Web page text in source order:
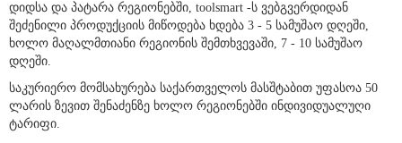
დიდსა და პატარა რეგიონებში, toolsmart -ს ვებგვერდიდან
შეძენილი პროდუქციის მიწოდება ხდება 3 - 5 სამუშაო დღეში,
ხოლო მაღალმთიანი რეგიონის შემთხვევაში, 7 - 10 სამუშაო
დღეში.
საკურიერო მომსახურება საქართველოს მასშტაბით უფასოა 50
ლარის ზევით შენაძენზე ხოლო რეგიონებში ინდივიდუალუღი
ტარიფი.